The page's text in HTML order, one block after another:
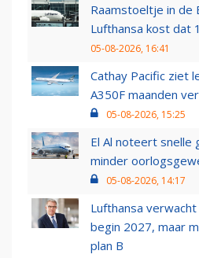
Raamstoeltje in de
Lufthansa kost dat
05-08-2026, 16:41
Cathay Pacific ziet
A350F maanden
05-08-2026, 15:25
El Al noteert snelle
minder
05-08-2026, 14:17
Lufthansa
begin 2027, maar
plan B